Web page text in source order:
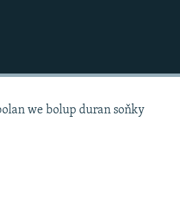
we bolup duran soňky